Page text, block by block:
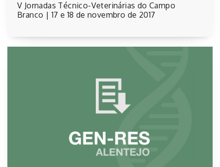
V Jornadas Técnico-Veterinárias do Campo
Branco | 17 e 18 de novembro de 2017